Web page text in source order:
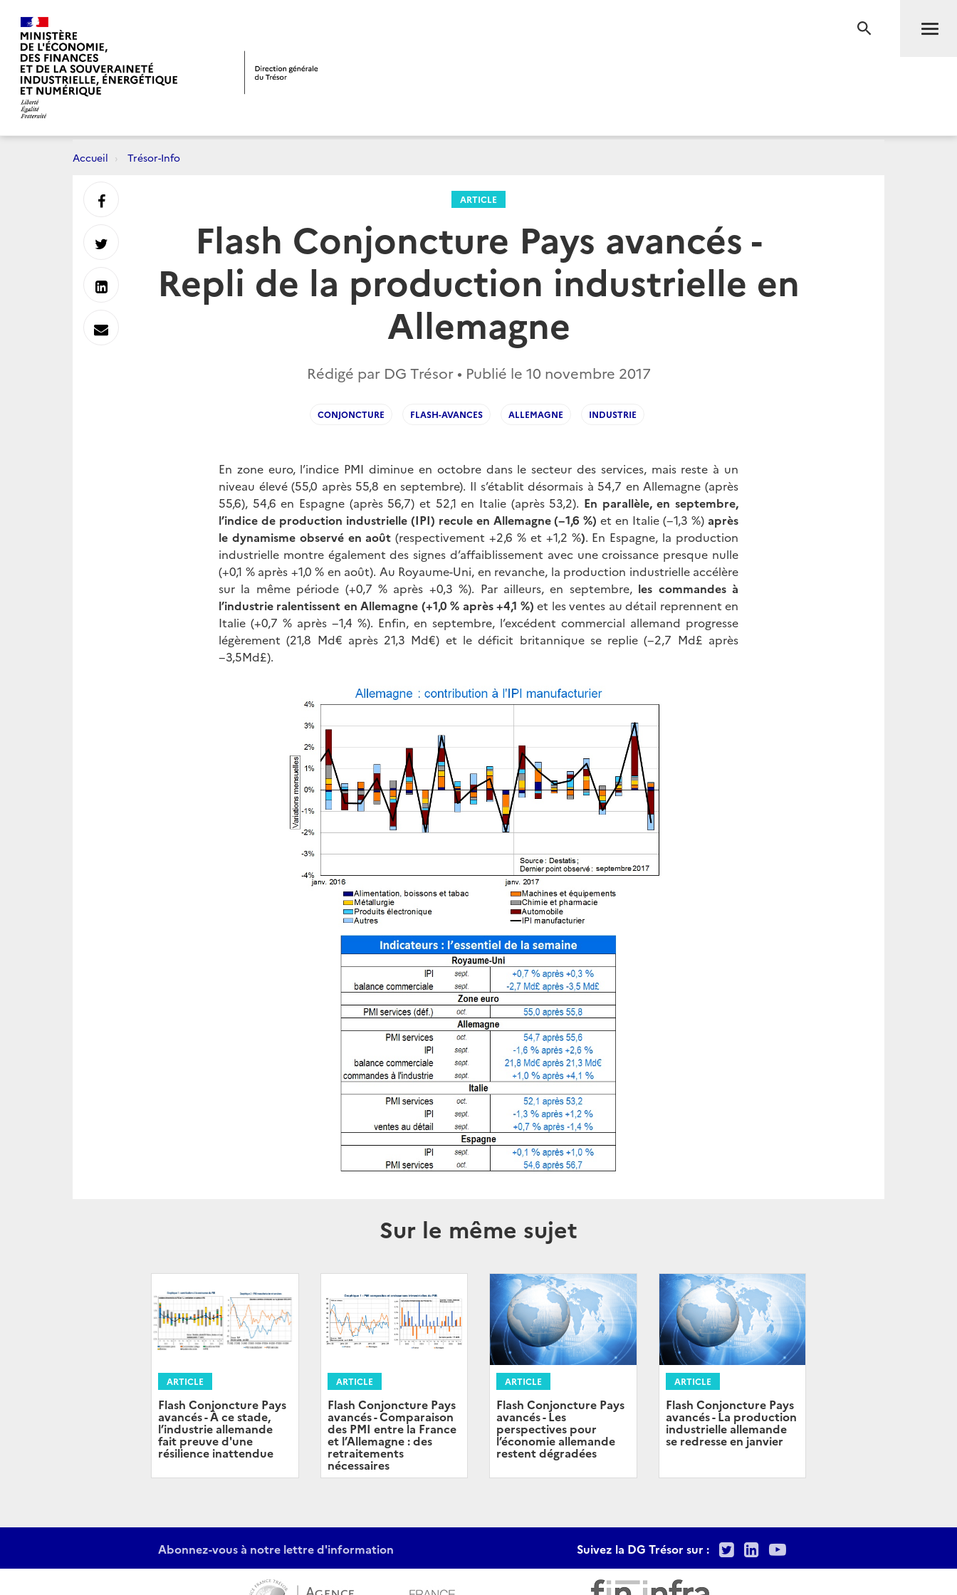
RECHERCHE
Accueil Trésor-Info
ARTICLE
Flash Conjoncture Pays avancés -
Repli de la production industrielle en
Allemagne
Rédigé par DG Trésor • Publié le 10 novembre 2017
CONJONCTURE FLASH-AVANCES ALLEMAGNE INDUSTRIE
En zone euro, l’indice PMI diminue en octobre dans le secteur des services, mais reste à un
niveau élevé (55,0 après 55,8 en septembre). Il s’établit désormais à 54,7 en Allemagne (après
55,6), 54,6 en Espagne (après 56,7) et 52,1 en Italie (après 53,2). En parallèle, en septembre,
l’indice de production industrielle (IPI) recule en Allemagne (−1,6 %) et en Italie (−1,3 %)après
le dynamisme observé en août (respectivement +2,6 % et +1,2 %). En Espagne, la production
industrielle montre également des signes d’affaiblissement avec une croissance presque nulle
(+0,1 % après +1,0 % en août). Au Royaume-Uni, en revanche, la production industrielle accélère
sur la même période (+0,7 % après +0,3 %). Par ailleurs, en septembre, les commandes à
l’industrie ralentissent en Allemagne (+1,0 % après +4,1 %) et les ventes au détail reprennent en
Italie (+0,7 % après −1,4 %). Enfin, en septembre, l’excédent commercial allemand progresse
légèrement (21,8 Md€ après 21,3 Md€) et le déficit britannique se replie (−2,7 Md£ après
−3,5Md£).
Sur le même sujet
ARTICLE
Flash Conjoncture Pays
avancés - À ce stade,
l’industrie allemande
fait preuve d'une
résilience inattendue
ARTICLE
Flash Conjoncture Pays
avancés - Comparaison
des PMI entre la France
et l’Allemagne : des
retraitements
nécessaires
ARTICLE
Flash Conjoncture Pays
avancés - Les
perspectives pour
l’économie allemande
restent dégradées
ARTICLE
Flash Conjoncture Pays
avancés - La production
industrielle allemande
se redresse en janvier
Partager
sur
Facebook
Partager
sur
Partager
sur
Envoyer
Abonnez-vous à notre lettre d'information Suivez la DG Trésor sur : TwitterLinkedIn
Youtube